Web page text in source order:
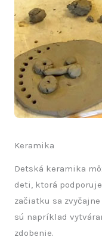
Keramika
Detská keramika
deti, ktorá
začiatku sa
sú napríklad
zdobenie.